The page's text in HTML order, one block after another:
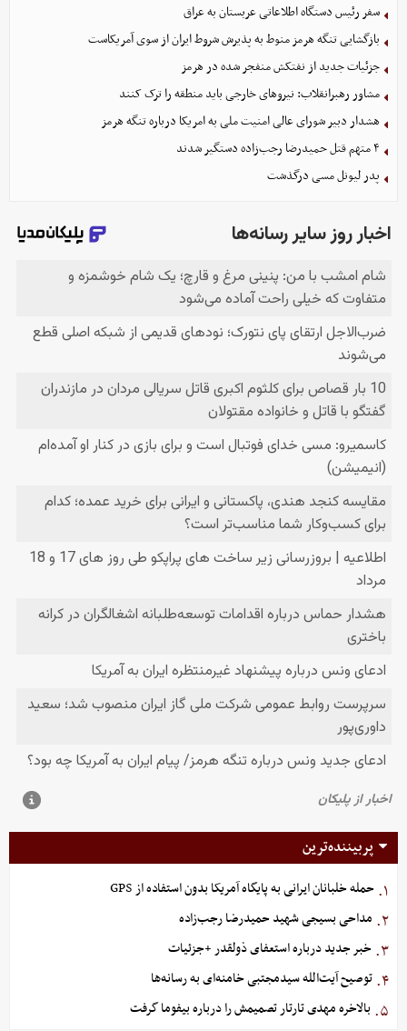
سفر رئیس دستگاه اطلاعاتی عربستان به عراق
بازگشایی تنگه هرمز منوط به پذیرش شروط ایران از سوی آمریکاست
جزئیات جدید از نفتکش منفجر شده در هرمز
مشاور رهبرانقلاب: نیروهای خارجی باید منطقه را ترک کنند
هشدار دبیر شورای عالی امنیت ملی به امریکا درباره تنگه هرمز
۴ متهم قتل حمیدرضا رجب‌زاده دستگیر شدند
پدر لیونل مسی درگذشت
پربیننده‌ترین
۱. حمله خلبانان ایرانی به پایگاه آمریکا بدون استفاده از GPS
۲. مداحی بسیجی شهید حمیدرضا رجب‌زاده
۳. خبر جدید درباره استعفای ذولقدر +جزئیات
۴. توصیح آیت‌الله سیدمجتبی خامنه‌ای به رسانه‌ها
۵. بالاخره مهدی تارتار تصمیمش را درباره بیفوما گرفت